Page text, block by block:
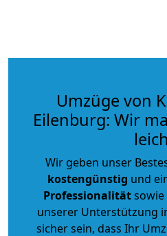
Umzüge von
Eilenburg: Wir
Wir geben unser
kostengünstig und
Professionalität
unserer Unterstützung
sicher sein, dass Ihr